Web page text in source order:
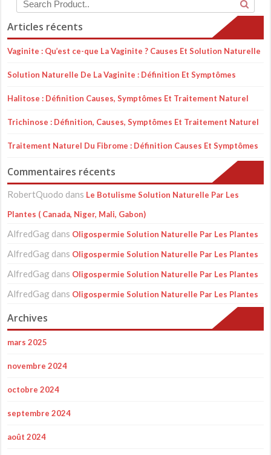
Articles récents
Vaginite : Qu’est ce-que La Vaginite ? Causes Et Solution Naturelle
Solution Naturelle De La Vaginite : Définition Et Symptômes
Halitose : Définition Causes, Symptômes Et Traitement Naturel
Trichinose : Définition, Causes, Symptômes Et Traitement Naturel
Traitement Naturel Du Fibrome : Définition Causes Et Symptômes
Commentaires récents
RobertQuodo dans Le Botulisme Solution Naturelle Par Les
Plantes ( Canada, Niger, Mali, Gabon)
AlfredGag dans Oligospermie Solution Naturelle Par Les Plantes
AlfredGag dans Oligospermie Solution Naturelle Par Les Plantes
AlfredGag dans Oligospermie Solution Naturelle Par Les Plantes
AlfredGag dans Oligospermie Solution Naturelle Par Les Plantes
Archives
mars 2025
novembre 2024
octobre 2024
septembre 2024
août 2024